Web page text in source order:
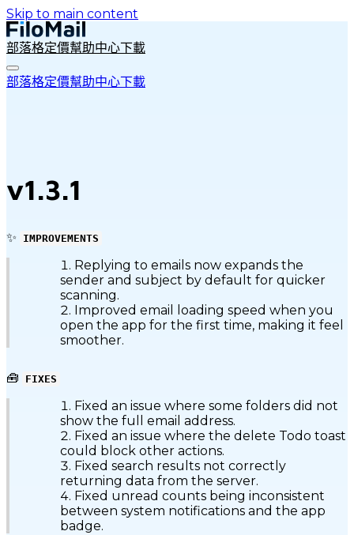
Skip to main content
部落格定價幫助中心下載
部落格定價幫助中心下載
v1.3.1
✨ IMPROVEMENTS
Replying to emails now expands the
sender and subject by default for quicker
scanning.
Improved email loading speed when you
open the app for the first time, making it feel
smoother.
🧰 FIXES
Fixed an issue where some folders did not
show the full email address.
Fixed an issue where the delete Todo toast
could block other actions.
Fixed search results not correctly
returning data from the server.
Fixed unread counts being inconsistent
between system notifications and the app
badge.